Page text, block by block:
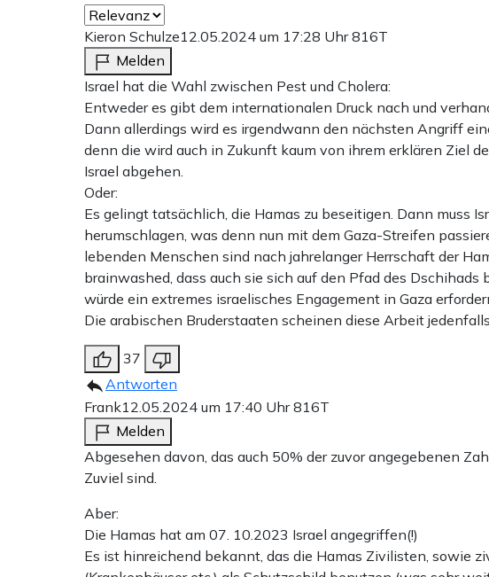
Kieron Schulze12.05.2024 um 17:28 Uhr816T
Melden
Israel hat die Wahl zwischen Pest und Cholera:
Entweder es gibt dem internationalen Druck nach und
Dann allerdings wird es irgendwann den nächsten Angriff
denn die wird auch in Zukunft kaum von ihrem erklären Ziel
Israel abgehen.
Oder:
Es gelingt tatsächlich, die Hamas zu beseitigen. Dann muss
herumschlagen, was denn nun mit dem Gaza-Streifen
lebenden Menschen sind nach jahrelanger Herrschaft der
brainwashed, dass auch sie sich auf den Pfad des Dschihads
würde ein extremes israelisches Engagement in Gaza
Die arabischen Bruderstaaten scheinen diese Arbeit
37
Antworten
Frank12.05.2024 um 17:40 Uhr816T
Melden
Abgesehen davon, das auch 50% der zuvor angegebenen
Zuviel sind.
Aber:
Die Hamas hat am 07. 10.2023 Israel angegriffen(!)
Es ist hinreichend bekannt, das die Hamas Zivilisten, sowie